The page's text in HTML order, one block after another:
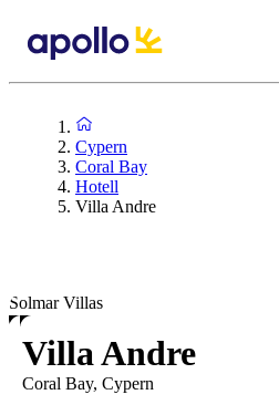
Cypern
Coral Bay
Hotell
Villa Andre
Solmar Villas
Villa Andre
Coral Bay, Cypern